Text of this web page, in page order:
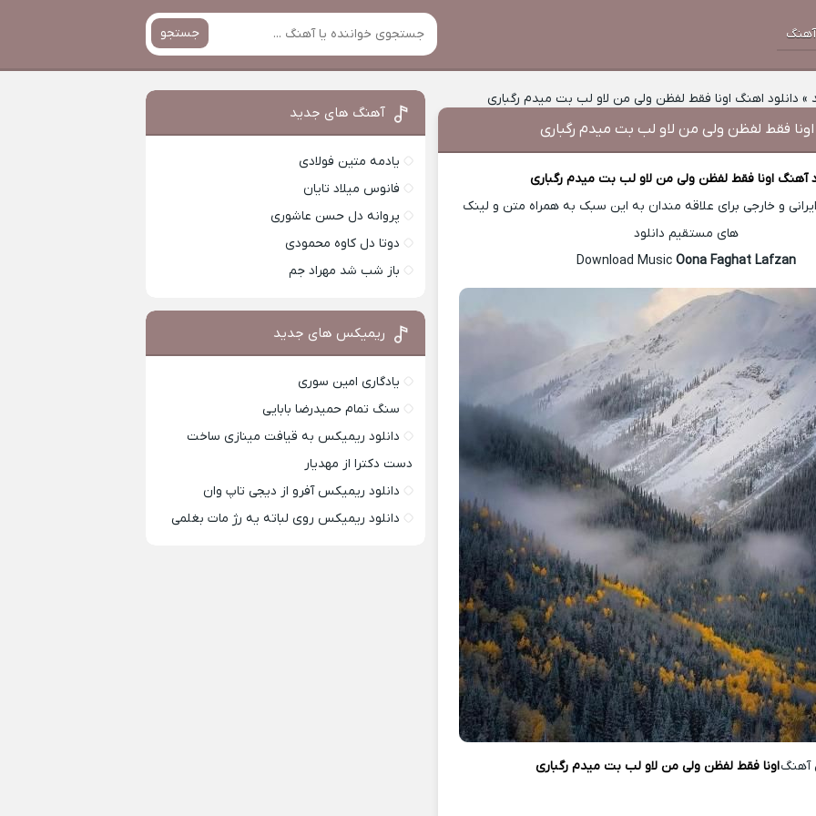
جستجو
» دانلود اهنگ اونا فقط لفظن ولی من لاو لب بت میدم رگباری
اونا فقط لفظن ولی من لاو لب بت میدم رگباری
آهنگ اونا فقط لفظن ولی من لاو لب بت میدم رگباری
و خارجی برای علاقه مندان به این سبک به همراه متن و لینک
های مستقیم دانلود
Download Music
Oona Faghat Lafzan
آهنگاونا فقط لفظن ولی من لاو لب بت میدم رگباری
آهنگ های جدید
یادمه متین فولادی
فانوس میلاد تایان
پروانه دل حسن عاشوری
دوتا دل کاوه محمودی
باز شب شد مهراد جم
ریمیکس های جدید
یادگاری امین سوری
سنگ تمام حمیدرضا بابایی
دانلود ریمیکس به قیافت مینازی ساخت
دست دکترا از مهدیار
دانلود ریمیکس آفرو از ديجی تاپ وان
دانلود ریمیکس روی لباته یه رژ مات بغلمی